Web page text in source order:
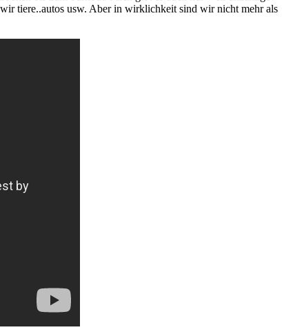
tiere..autos usw. Aber in wirklichkeit sind wir nicht mehr als